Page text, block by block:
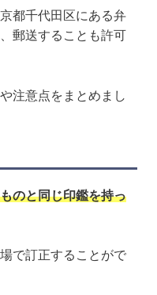
都千代田区にある弁
郵送することも許可
注意点をまとめまし
のと同じ印鑑を持っ
で訂正することがで